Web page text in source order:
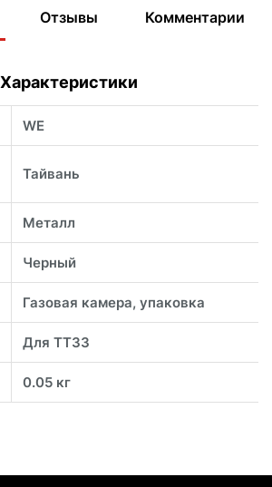
Отзывы Комментарии
Характеристики
WE
Тайвань
Металл
Черный
Газовая камера, упаковка
Для TT33
0.05 кг